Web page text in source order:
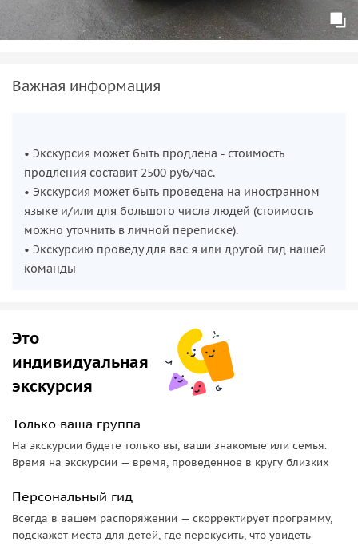
Важная информация
• Экскурсия может быть продлена - стоимость
продления составит 2500 руб/час.
• Экскурсия может быть проведена на иностранном
языке и/или для большого числа людей (стоимость
можно уточнить в личной переписке).
• Экскурсию проведу для вас я или другой гид нашей
команды
Это
индивидуальная
экскурсия
Только ваша группа
На экскурсии будете только вы, ваши знакомые или семья.
Время на экскурсии — время, проведенное в кругу близких
Персональный гид
Всегда в вашем распоряжении — скорректирует программу,
подскажет места для детей, где перекусить, что увидеть